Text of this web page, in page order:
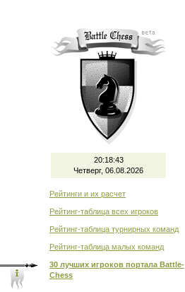
20:18:43
Четверг, 06.08.2026
Рейтинги и их расчет
Рейтинг-таблица всех игроков
Рейтинг-таблица турнирных команд
Рейтинг-таблица малых команд
30 лучших игроков портала Battle-
Chess